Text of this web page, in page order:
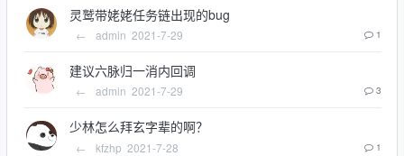
灵鹫带姥姥任务链出现的bug
← admin 2021-7-29 1
建议六脉归一消内回调
← admin 2021-7-29 3
少林怎么拜玄字辈的啊？
← kfzhp 2021-7-28 1